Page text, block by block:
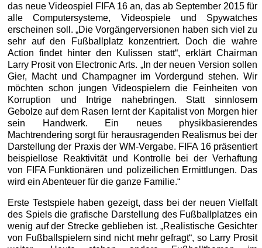
das neue Videospiel FIFA 16 an, das ab September 2015 für
alle Computersysteme, Videospiele und Spywatches
erscheinen soll. „Die Vorgängerversionen haben sich viel zu
sehr auf den Fußballplatz konzentriert. Doch die wahre
Action findet hinter den Kulissen statt“, erklärt Chairman
Larry Prosit von Electronic Arts. „In der neuen Version sollen
Gier, Macht und Champagner im Vordergund stehen. Wir
möchten schon jungen Videospielern die Feinheiten von
Korruption und Intrige nahebringen. Statt sinnlosem
Gebolze auf dem Rasen lernt der Kapitalist von Morgen hier
sein Handwerk. Ein neues physikbasierendes
Machtrendering sorgt für herausragenden Realismus bei der
Darstellung der Praxis der WM-Vergabe. FIFA 16 präsentiert
beispiellose Reaktivität und Kontrolle bei der Verhaftung
von FIFA Funktionären und polizeilichen Ermittlungen. Das
wird ein Abenteuer für die ganze Familie.“
Erste Testspiele haben gezeigt, dass bei der neuen Vielfalt
des Spiels die grafische Darstellung des Fußballplatzes ein
wenig auf der Strecke geblieben ist. „Realistische Gesichter
von Fußballspielern sind nicht mehr gefragt“, so Larry Prosit